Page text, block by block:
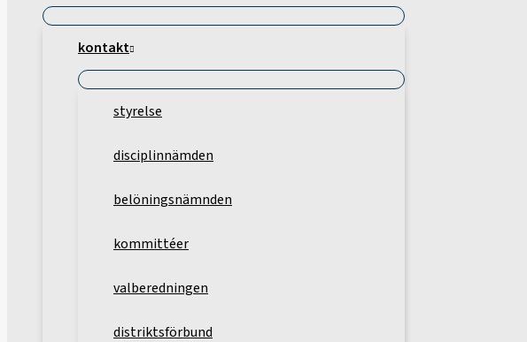
kontakt
styrelse
disciplinnämden
belöningsnämnden
kommittéer
valberedningen
distriktsförbund